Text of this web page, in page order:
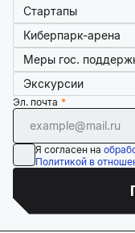
Стартапы
Киберпарк-арена
Меры гос.
Экскурсии
Эл. почта
Я согласен на
Политикой в